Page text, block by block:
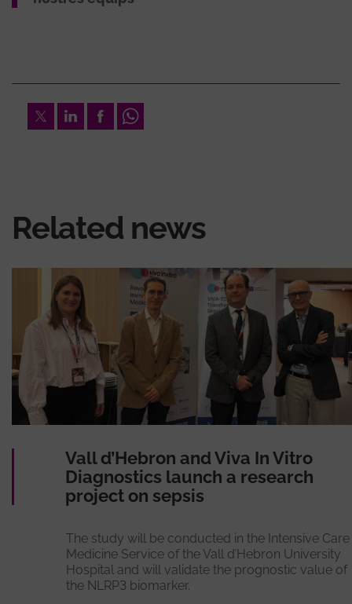
TwitterLinkedInFacebookWhatsapp
Related news
Vall d’Hebron and Viva In Vitro
Diagnostics launch a research
project on sepsis
The study will be conducted in the Intensive Care
Medicine Service of the Vall d’Hebron University
Hospital and will validate the prognostic value of
the NLRP3 biomarker.